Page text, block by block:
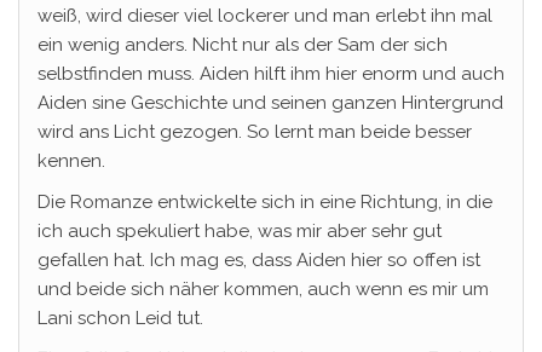
weiß, wird dieser viel lockerer und man erlebt ihn mal
ein wenig anders. Nicht nur als der Sam der sich
selbstfinden muss. Aiden hilft ihm hier enorm und auch
Aiden sine Geschichte und seinen ganzen Hintergrund
wird ans Licht gezogen. So lernt man beide besser
kennen.
Die Romanze entwickelte sich in eine Richtung, in die
ich auch spekuliert habe, was mir aber sehr gut
gefallen hat. Ich mag es, dass Aiden hier so offen ist
und beide sich näher kommen, auch wenn es mir um
Lani schon Leid tut.